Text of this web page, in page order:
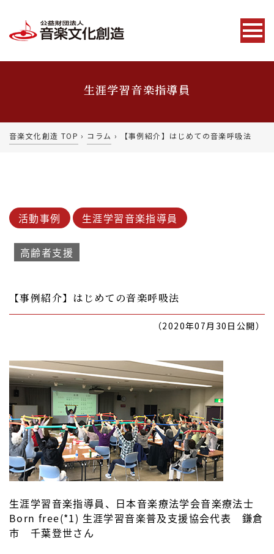
生涯学習音楽指導員
音楽文化創造 TOP › コラム › 【事例紹介】はじめての音楽呼吸法
活動事例 生涯学習音楽指導員
高齢者支援
【事例紹介】はじめての音楽呼吸法
（2020年07月30日公開）
生涯学習音楽指導員、日本音楽療法学会音楽療法士
Born free(*1) 生涯学習音楽普及支援協会代表 鎌倉
市 千葉登世さん